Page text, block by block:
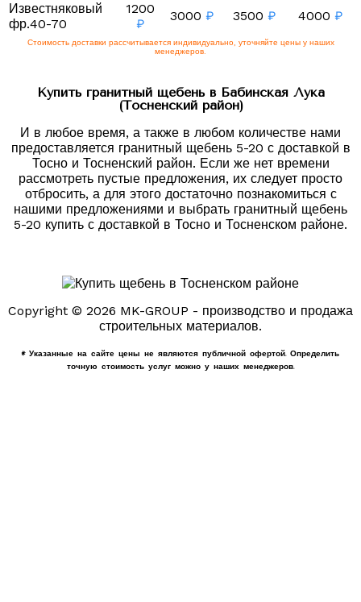
Известняковый
фр.40-70
1200
₽
3000 ₽ 3500 ₽ 4000 ₽
Стоимость доставки рассчитывается индивидуально, уточняйте цены у наших
менеджеров.
Купить гранитный щебень в Бабинская Лука
(Тосненский район)
И в любое время, а также в любом количестве нами
предоставляется гранитный щебень 5-20 с доставкой в
Тосно и Тосненский район. Если же нет времени
рассмотреть пустые предложения, их следует просто
отбросить, а для этого достаточно познакомиться с
нашими предложениями и выбрать гранитный щебень
5-20 купить с доставкой в Тосно и Тосненском районе.
Copyright © 2026 MK-GROUP - производство и продажа
строительных материалов.
* Указанные на сайте цены не являются публичной офертой. Определить
точную стоимость услуг можно у наших менеджеров.